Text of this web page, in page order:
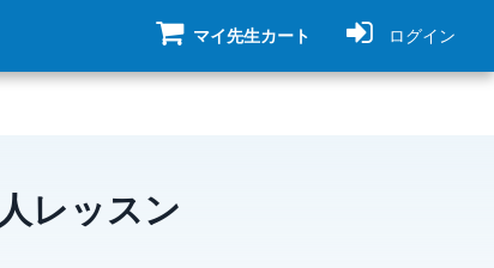
マイ先生カート ログイン
レッスン